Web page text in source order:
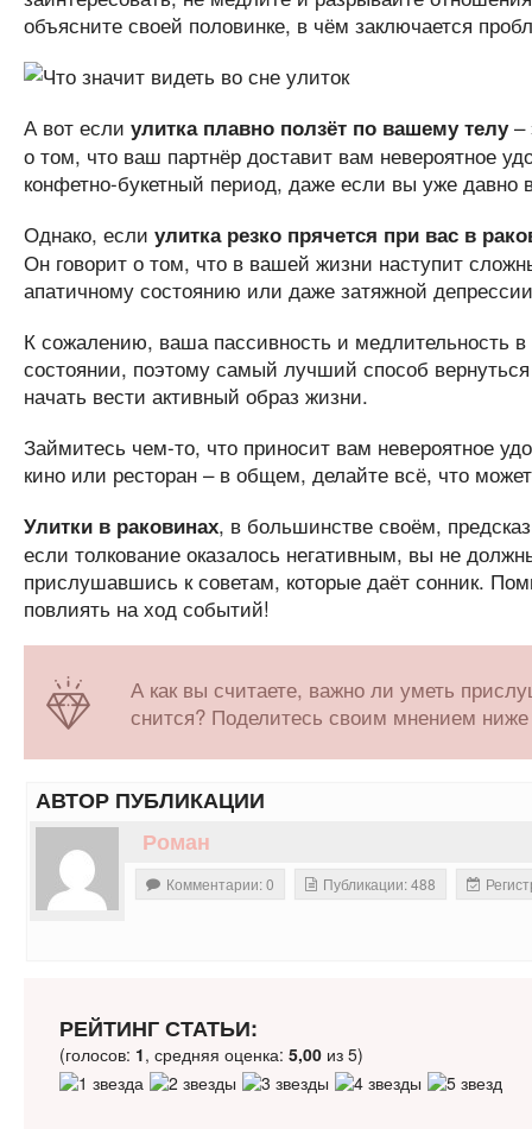
объясните своей половинке, в чём заключается
А вот если улитка плавно ползёт по вашему телу–
о том, что ваш партнёр доставит вам невероятное
конфетно-букетный период, даже если вы уже
Однако, если улитка резко прячется при вас в
Он говорит о том, что в вашей жизни наступит
апатичному состоянию или даже затяжной
К сожалению, ваша пассивность и медлительность
состоянии, поэтому самый лучший способ
начать вести активный образ жизни.
Займитесь чем-то, что приносит вам невероятное
кино или ресторан – в общем, делайте всё, что
Улитки в раковинах, в большинстве своём,
если толкование оказалось негативным, вы не
прислушавшись к советам, которые даёт сонник.
повлиять на ход событий!
А как вы считаете, важно ли уметь
снится? Поделитесь своим мнением
АВТОР ПУБЛИКАЦИИ
Роман
Комментарии: 0 Публикации: 488
РЕЙТИНГ СТАТЬИ:
(голосов: 1, средняя оценка: 5,00из 5)